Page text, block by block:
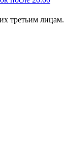
третьим лицам.